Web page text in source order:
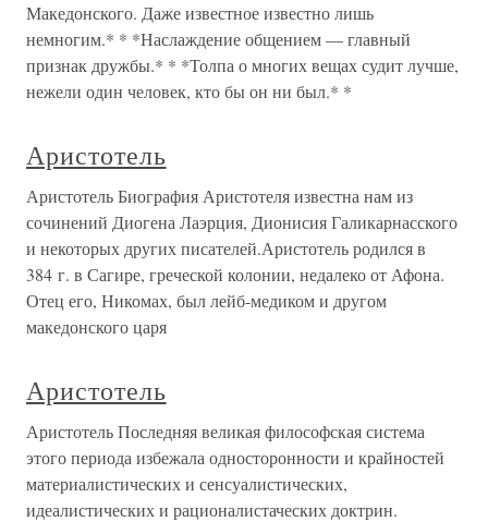
Македонского. Даже известное известно лишь
немногим.* * *Наслаждение общением — главный
признак дружбы.* * *Толпа о многих вещах судит лучше,
нежели один человек, кто бы он ни был.* *
Аристотель
Аристотель Биография Аристотеля известна нам из
сочинений Диогена Лаэрция, Дионисия Галикарнасского
и некоторых других писателей.Аристотель родился в
384 г. в Сагире, греческой колонии, недалеко от Афона.
Отец его, Никомах, был лейб-медиком и другом
македонского царя
Аристотель
Аристотель Последняя великая философская система
этого периода избежала односторонности и крайностей
материалистических и сенсуалистических,
идеалистических и рационалистаческих доктрин.